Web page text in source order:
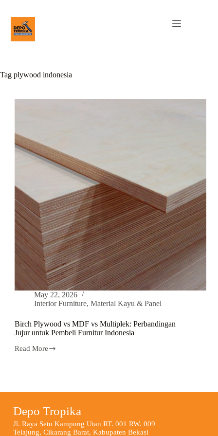
Tag plywood indonesia
May 22, 2026
Interior Furniture, Material Kayu & Panel
Birch Plywood vs MDF vs Multiplek: Perbandingan
Jujur untuk Pembeli Furnitur Indonesia
Read More
Depo Tropika
Jl. Raya Setu Kampung Utan RT. 001 RW. 009
Telajung, Cikarang Barat, Kabupaten Bekasi